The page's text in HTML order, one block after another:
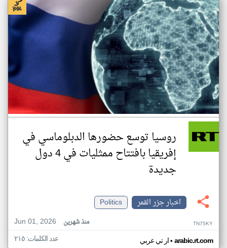
روسيا توسع حضورها الدبلوماسي في
إفريقيا بافتتاح ممثليات في 4 دول
جديدة
اخبار جزر القمر
Politics
Jun 01, 2026
منذ شهرين TN75KY
ار تي عربي• arabic.rt.com عدد الكلمات: ٢١٥